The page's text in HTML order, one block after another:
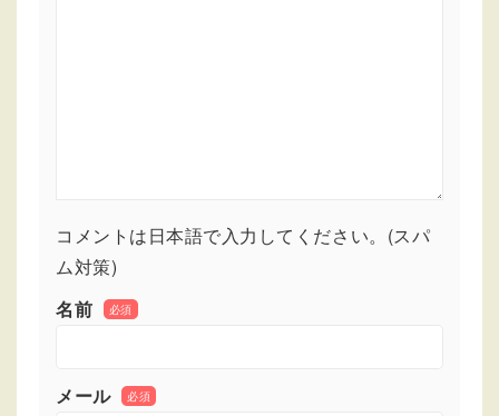
コメントは日本語で入力してください。(スパ
ム対策)
名前
必須
メール 必須